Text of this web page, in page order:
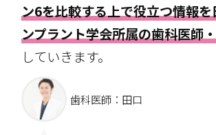
ン6を比較する上で役立つ情報
ンプラント学会所属の歯科医師
していきます。
歯科医師：田口